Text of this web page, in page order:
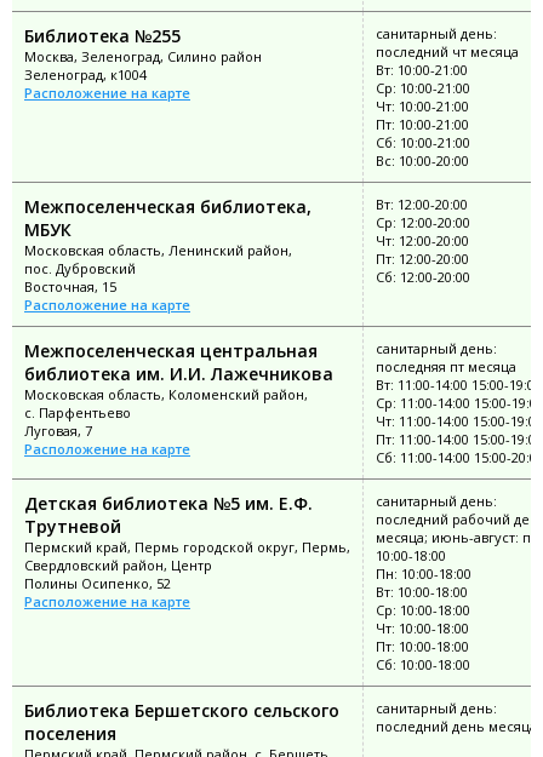
Библиотека №255
Москва, Зеленоград, Силино район
Зеленоград, к1004
Расположение на карте
санитарный день:
последний чт месяца
Вт: 10:00-21:00
Ср: 10:00-21:00
Чт: 10:00-21:00
Пт: 10:00-21:00
Сб: 10:00-21:00
Вс: 10:00-20:00
Межпоселенческая библиотека,
МБУК
Московская область, Ленинский район,
пос. Дубровский
Восточная, 15
Расположение на карте
Вт: 12:00-20:00
Ср: 12:00-20:00
Чт: 12:00-20:00
Пт: 12:00-20:00
Сб: 12:00-20:00
Межпоселенческая центральная
библиотека им. И.И. Лажечникова
Московская область, Коломенский район,
с. Парфентьево
Луговая, 7
Расположение на карте
санитарный день:
последняя пт месяца
Вт: 11:00-14:00 15:00-19:00
Ср: 11:00-14:00 15:00-19:00
Чт: 11:00-14:00 15:00-19:00
Пт: 11:00-14:00 15:00-19:00
Сб: 11:00-14:00 15:00-20:00
Детская библиотека №5 им. Е.Ф.
Трутневой
Пермский край, Пермь городской округ, Пермь,
Свердловский район, Центр
Полины Осипенко, 52
Расположение на карте
санитарный день:
последний рабочий
месяца; июнь-август:
10:00-18:00
Пн: 10:00-18:00
Вт: 10:00-18:00
Ср: 10:00-18:00
Чт: 10:00-18:00
Пт: 10:00-18:00
Сб: 10:00-18:00
Библиотека Бершетского сельского
поселения
санитарный день:
последний день месяца